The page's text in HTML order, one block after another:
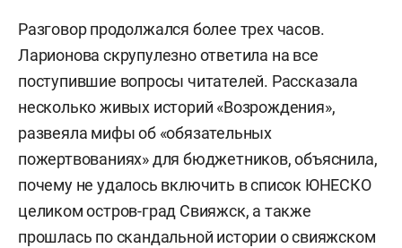
Разговор продолжался более трех часов.
Ларионова скрупулезно ответила на все
поступившие вопросы читателей. Рассказала
несколько живых историй «Возрождения»,
развеяла мифы об «обязательных
пожертвованиях» для бюджетников, объяснила,
почему не удалось включить в список ЮНЕСКО
целиком остров-град Свияжск, а также
прошлась поскандальной истории о свияжском